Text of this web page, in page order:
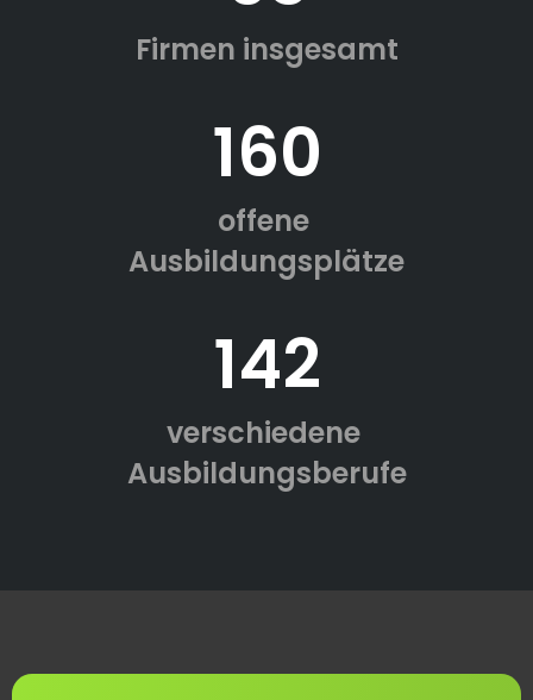
Firmen insgesamt
160
offene
Ausbildungsplätze
142
verschiedene
Ausbildungsberufe